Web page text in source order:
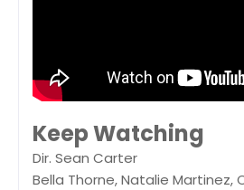
Keep Watching
Dir. Sean Carter
Bella Thorne, Natalie Martinez,